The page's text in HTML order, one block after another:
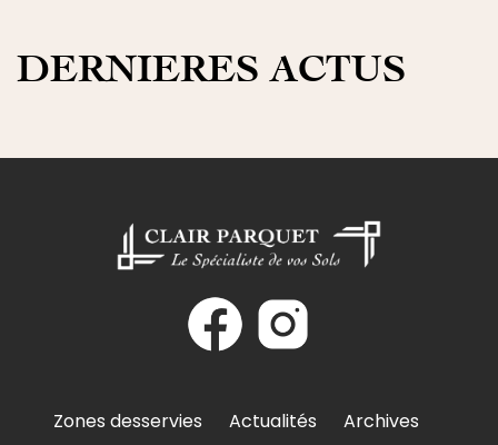
DERNIERES ACTUS
Zones desservies Actualités
Archives